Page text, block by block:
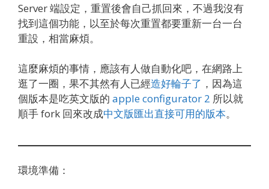
Server 端設定，重置後會自己抓回來，不過我沒有
找到這個功能，以至於每次重置都要重新一台一台
重設，相當麻煩。
這麼麻煩的事情，應該有人做自動化吧，在網路上
逛了一圈，果不其然有人已經造好輪子了 ，因為這
個版本是吃英文版的 apple configurator 2 所以就
順手 fork 回來改成中文版匯出直接可用的版本。
環境準備：